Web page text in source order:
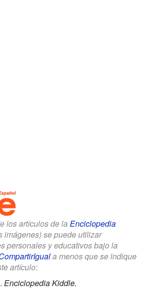
los artículos de la Enciclopedia
imágenes) se puede utilizar
personales y educativos bajo la
a menos que se indique
artículo:
. Enciclopedia Kiddle.